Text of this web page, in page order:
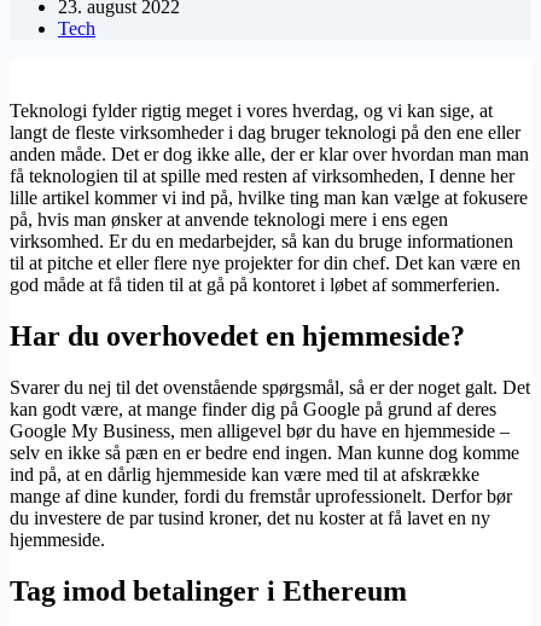
23. august 2022
Tech
Teknologi fylder rigtig meget i vores hverdag, og vi kan sige, at
langt de fleste virksomheder i dag bruger teknologi på den ene eller
anden måde. Det er dog ikke alle, der er klar over hvordan man man
få teknologien til at spille med resten af virksomheden, I denne her
lille artikel kommer vi ind på, hvilke ting man kan vælge at fokusere
på, hvis man ønsker at anvende teknologi mere i ens egen
virksomhed. Er du en medarbejder, så kan du bruge informationen
til at pitche et eller flere nye projekter for din chef. Det kan være en
god måde at få tiden til at gå på kontoret i løbet af sommerferien.
Har du overhovedet en hjemmeside?
Svarer du nej til det ovenstående spørgsmål, så er der noget galt. Det
kan godt være, at mange finder dig på Google på grund af deres
Google My Business, men alligevel bør du have en hjemmeside –
selv en ikke så pæn en er bedre end ingen. Man kunne dog komme
ind på, at en dårlig hjemmeside kan være med til at afskrække
mange af dine kunder, fordi du fremstår uprofessionelt. Derfor bør
du investere de par tusind kroner, det nu koster at få lavet en ny
hjemmeside.
Tag imod betalinger i Ethereum